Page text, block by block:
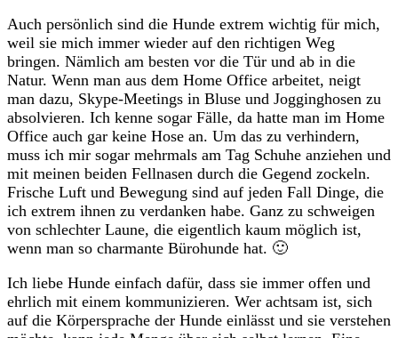
Auch persönlich sind die Hunde extrem wichtig für mich,
weil sie mich immer wieder auf den richtigen Weg
bringen. Nämlich am besten vor die Tür und ab in die
Natur. Wenn man aus dem Home Office arbeitet, neigt
man dazu, Skype-Meetings in Bluse und Jogginghosen zu
absolvieren. Ich kenne sogar Fälle, da hatte man im Home
Office auch gar keine Hose an. Um das zu verhindern,
muss ich mir sogar mehrmals am Tag Schuhe anziehen und
mit meinen beiden Fellnasen durch die Gegend zockeln.
Frische Luft und Bewegung sind auf jeden Fall Dinge, die
ich extrem ihnen zu verdanken habe. Ganz zu schweigen
von schlechter Laune, die eigentlich kaum möglich ist,
wenn man so charmante Bürohunde hat. 🙂
Ich liebe Hunde einfach dafür, dass sie immer offen und
ehrlich mit einem kommunizieren. Wer achtsam ist, sich
auf die Körpersprache der Hunde einlässt und sie verstehen